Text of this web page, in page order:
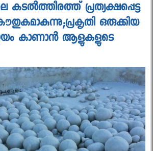
പ്രത്യക്ഷപ്പെട്ട
ഒരുക്കിയ
കാണാന്‍ ആളുകളുടെ